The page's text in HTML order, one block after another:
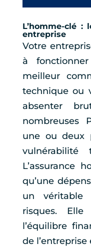
L’homme-clé
entreprise
Votre
à
meilleur
technique ou
absenter
nombreuses
une ou deux
vulnérabilité
L’assurance
qu’une
un
risques.
l’équilibre
de l’entreprise